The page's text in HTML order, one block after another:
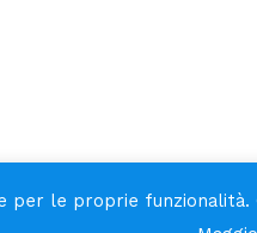
per le proprie funzionalità.